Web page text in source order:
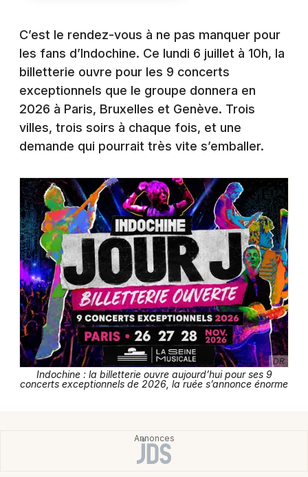
Sorties famille
Expos
Sorties & loisirs
Actualités dans les Hauts-de-Seine
Actualités en Ile de France
Newsletter des sorties
Artistes en tournée
Actus à Paris
Magazine à Paris
Toulouse
Toutes les villes
C’est le rendez-vous à ne pas manquer pour
les fans d’Indochine. Ce lundi 6 juillet à 10h, la
billetterie ouvre pour les 9 concerts
exceptionnels que le groupe donnera en
2026 à Paris, Bruxelles et Genève. Trois
villes, trois soirs à chaque fois, et une
demande qui pourrait très vite s’emballer.
DR
Indochine : la billetterie ouvre aujourd’hui pour ses 9
concerts exceptionnels de 2026, la ruée s’annonce énorme